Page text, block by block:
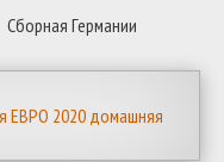
Сборная Германии